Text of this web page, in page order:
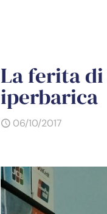
La ferita
iperbarica
06/10/2017